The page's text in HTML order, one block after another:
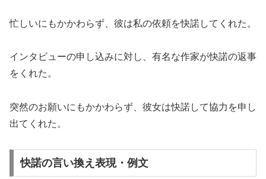
忙しいにもかかわらず、彼は私の依頼を快諾してくれた。
インタビューの申し込みに対し、有名な作家が快諾の返事
をくれた。
突然のお願いにもかかわらず、彼女は快諾して協力を申し
出てくれた。
快諾の言い換え表現・例文